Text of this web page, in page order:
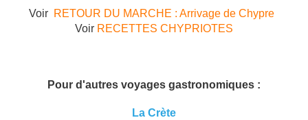
Voir RETOUR DU MARCHE : Arrivage de Chypre
Voir RECETTES CHYPRIOTES
Pour d'autres voyages gastronomiques :
La Crète